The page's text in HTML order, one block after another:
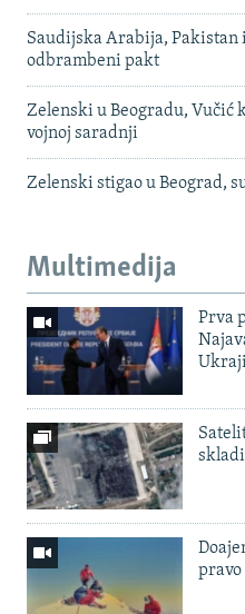
Saudijska Arabija,
odbrambeni pakt
Zelenski u Beogradu, Vučić
vojnoj saradnji
Zelenski stigao u Beograd,
Multimedija
Prva
pravo